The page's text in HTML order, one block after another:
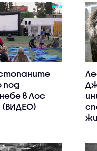
под
в Лос